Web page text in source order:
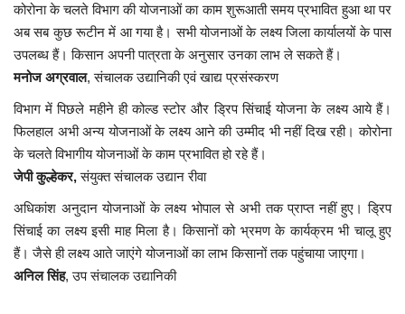
कोरोना के चलते विभाग की योजनाओं का काम शुरूआती समय प्रभावित हुआ था पर
अब सब कुछ रूटीन में आ गया है। सभी योजनाओं के लक्ष्य जिला कार्यालयों के पास
उपलब्ध हैं। किसान अपनी पात्रता के अनुसार उनका लाभ ले सकते हैं।
मनोज अग्रवाल, संचालक उद्यानिकी एवं खाद्य प्रसंस्करण
विभाग में पिछले महीने ही कोल्ड स्टोर और ड्रिप सिंचाई योजना के लक्ष्य आये हैं।
फिलहाल अभी अन्य योजनाओं के लक्ष्य आने की उम्मीद भी नहीं दिख रही। कोरोना
के चलते विभागीय योजनाओं के काम प्रभावित हो रहे हैं।
जेपी कुल्हेकर,संयुक्त संचालक उद्यान रीवा
अधिकांश अनुदान योजनाओं के लक्ष्य भोपाल से अभी तक प्राप्त नहीं हुए। ड्रिप
सिंचाई का लक्ष्य इसी माह मिला है। किसानों को भ्रमण के कार्यक्रम भी चालू हुए
हैं। जैसे ही लक्ष्य आते जाएंगे योजनाओं का लाभ किसानों तक पहुंचाया जाएगा।
अनिल सिंह, उप संचालक उद्यानिकी